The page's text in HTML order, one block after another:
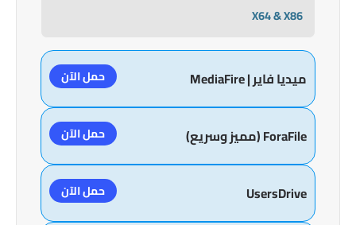
X64 & X86
ميديا فاير | MediaFire حمل الآن
ForaFile (مميز وسريع) حمل الآن
UsersDrive حمل الآن